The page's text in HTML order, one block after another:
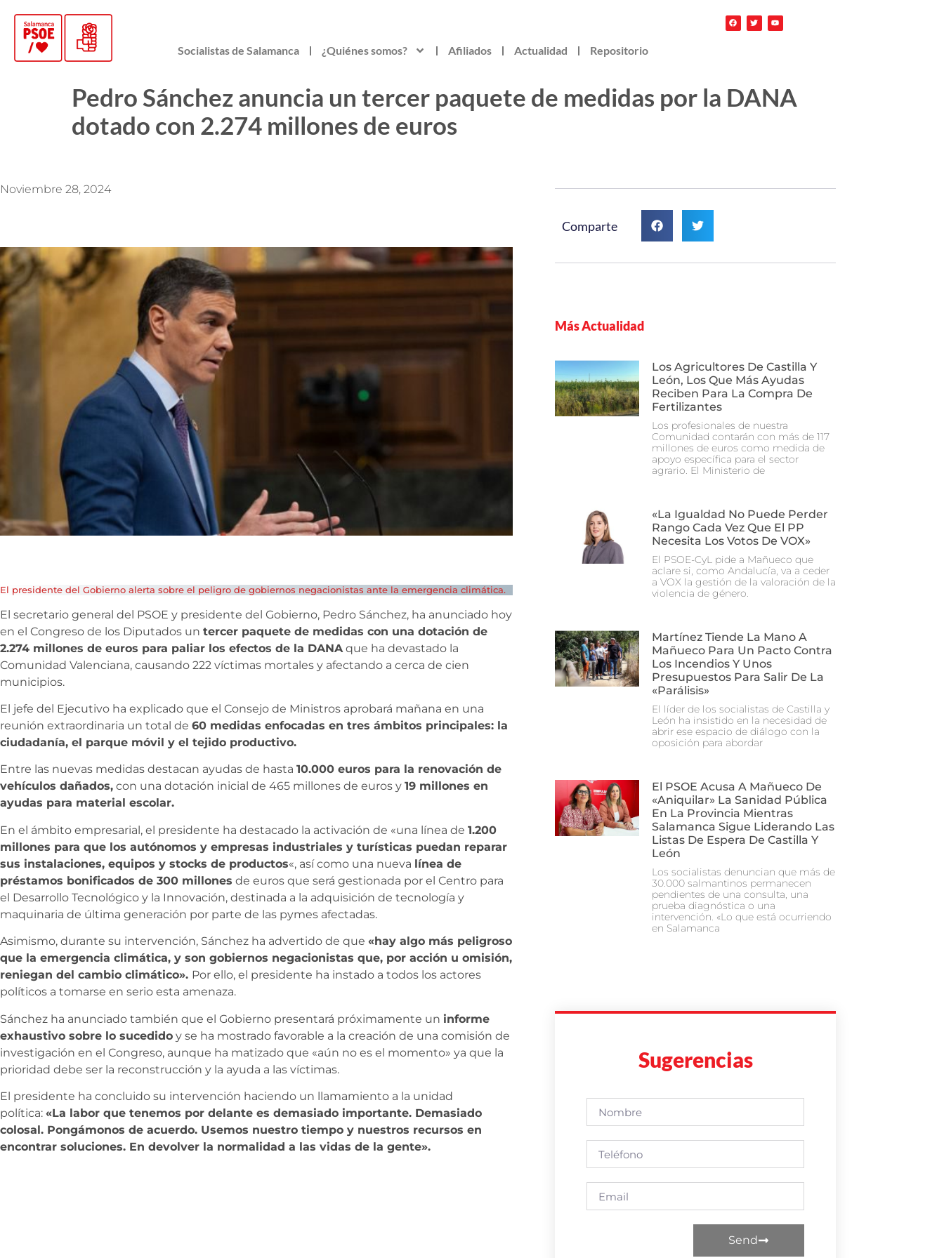
Socialistas de Salamanca ¿Quiénes somos? Afiliados Actualidad Repositorio
Pedro Sánchez anuncia un tercer paquete de medidas por la DANA
dotado con 2.274 millones de euros
Noviembre 28, 2024
El presidente del Gobierno alerta sobre el peligro de gobiernos negacionistas ante la emergencia climática.
El secretario general del PSOE y presidente del Gobierno, Pedro Sánchez, ha anunciado hoy
en el Congreso de los Diputados un tercer paquete de medidas con una dotación de
2.274 millones de euros para paliar los efectos de la DANA que ha devastado la
Comunidad Valenciana, causando 222 víctimas mortales y afectando a cerca de cien
municipios.
El jefe del Ejecutivo ha explicado que el Consejo de Ministros aprobará mañana en una
reunión extraordinaria un total de 60 medidas enfocadas en tres ámbitos principales: la
ciudadanía, el parque móvil y el tejido productivo.
Entre las nuevas medidas destacan ayudas de hasta 10.000 euros para la renovación de
vehículos dañados, con una dotación inicial de 465 millones de euros y 19 millones en
ayudas para material escolar.
En el ámbito empresarial, el presidente ha destacado la activación de «una línea de 1.200
millones para que los autónomos y empresas industriales y turísticas puedan reparar
sus instalaciones, equipos y stocks de productos«, así como una nueva línea de
préstamos bonificados de 300 millones de euros que será gestionada por el Centro para
el Desarrollo Tecnológico y la Innovación, destinada a la adquisición de tecnología y
maquinaria de última generación por parte de las pymes afectadas.
Asimismo, durante su intervención, Sánchez ha advertido de que «hay algo más peligroso
que la emergencia climática, y son gobiernos negacionistas que, por acción u omisión,
reniegan del cambio climático». Por ello, el presidente ha instado a todos los actores
políticos a tomarse en serio esta amenaza.
Sánchez ha anunciado también que el Gobierno presentará próximamente un informe
exhaustivo sobre lo sucedido y se ha mostrado favorable a la creación de una comisión de
investigación en el Congreso, aunque ha matizado que «aún no es el momento» ya que la
prioridad debe ser la reconstrucción y la ayuda a las víctimas.
El presidente ha concluido su intervención haciendo un llamamiento a la unidad
política: «La labor que tenemos por delante es demasiado importante. Demasiado
colosal. Pongámonos de acuerdo. Usemos nuestro tiempo y nuestros recursos en
encontrar soluciones. En devolver la normalidad a las vidas de la gente».
Comparte
Más Actualidad
Los Agricultores De Castilla Y
León, Los Que Más Ayudas
Reciben Para La Compra De
Fertilizantes
Los profesionales de nuestra
Comunidad contarán con más de 117
millones de euros como medida de
apoyo específica para el sector
agrario. El Ministerio de
«La Igualdad No Puede Perder
Rango Cada Vez Que El PP
Necesita Los Votos De VOX»
El PSOE-CyL pide a Mañueco que
aclare si, como Andalucía, va a ceder
a VOX la gestión de la valoración de la
violencia de género.
Martínez Tiende La Mano A
Mañueco Para Un Pacto Contra
Los Incendios Y Unos
Presupuestos Para Salir De La
«parálisis»
El líder de los socialistas de Castilla y
León ha insistido en la necesidad de
abrir ese espacio de diálogo con la
oposición para abordar
El PSOE Acusa A Mañueco De
«aniquilar» La Sanidad Pública
En La Provincia Mientras
Salamanca Sigue Liderando Las
Listas De Espera De Castilla Y
León
Los socialistas denuncian que más de
30.000 salmantinos permanecen
pendientes de una consulta, una
prueba diagnóstica o una
intervención. «Lo que está ocurriendo
en Salamanca
Sugerencias
Send